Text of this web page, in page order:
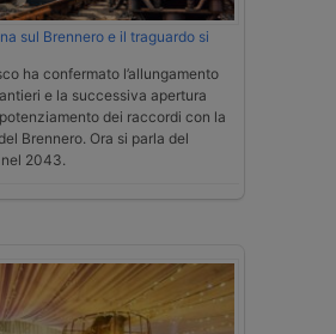
sul Brennero e il traguardo si
ha confermato l’allungamento
e la successiva apertura
dei raccordi con la
Brennero. Ora si parla del
2043.